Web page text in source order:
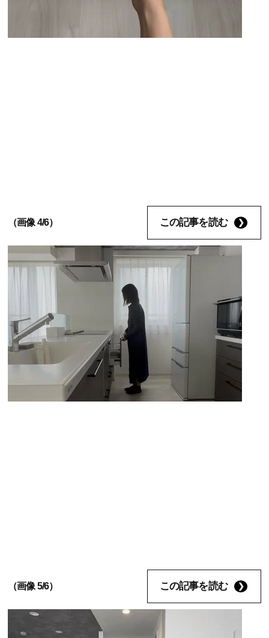
（画像 4/6） この記事を読む
（画像 5/6） この記事を読む